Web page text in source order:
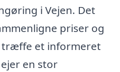
i Vejen. Det
priser og
træffe et informeret
en stor